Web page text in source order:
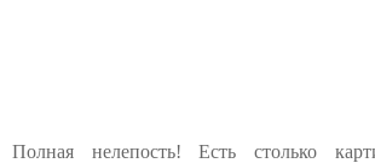
Полная нелепость! Есть столько